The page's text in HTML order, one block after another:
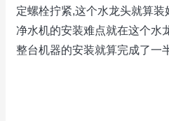
定螺栓拧紧,这个水龙头就算
净水机的安装难点就在这个水
整台机器的安装就算完成了一